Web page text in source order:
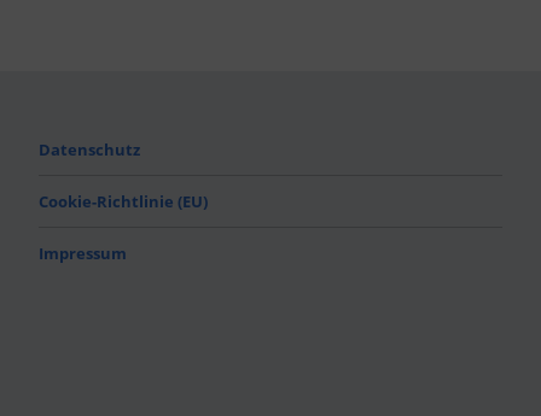
Datenschutz
Cookie-Richtlinie (EU)
Impressum